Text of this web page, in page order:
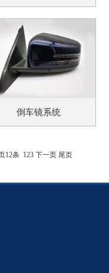
倒车镜系统
12条 123 下一页 尾页